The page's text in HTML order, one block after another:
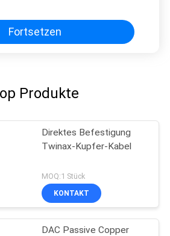
Fortsetzen
Produkte
Direktes Befestigung
Twinax-Kupfer-Kabel
MOQ:1 Stück
KONTAKT
DAC Passive Copper